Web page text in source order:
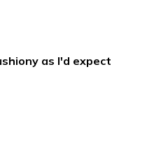
as I'd expect